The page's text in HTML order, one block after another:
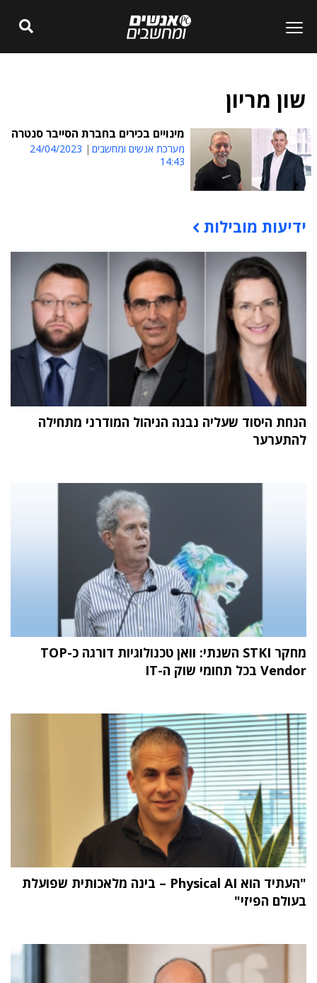
שון מריון
מינויים בכירים בחברת הסייבר סנטרה
מערכת אנשים ומחשבים
24/04/2023
14:43
תוכן פרסומי
ידיעות מובילות
הנחת היסוד שעליה נבנה הניהול המודרני מתחילה
להתערער
מחקר STKI השנתי: וואן טכנולוגיות דורגה כ-TOP
Vendor בכל תחומי שוק ה-IT
"העתיד הוא Physical AI – בינה מלאכותית שפועלת
בעולם הפיזי"